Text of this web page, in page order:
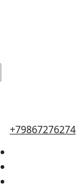
+79867276274